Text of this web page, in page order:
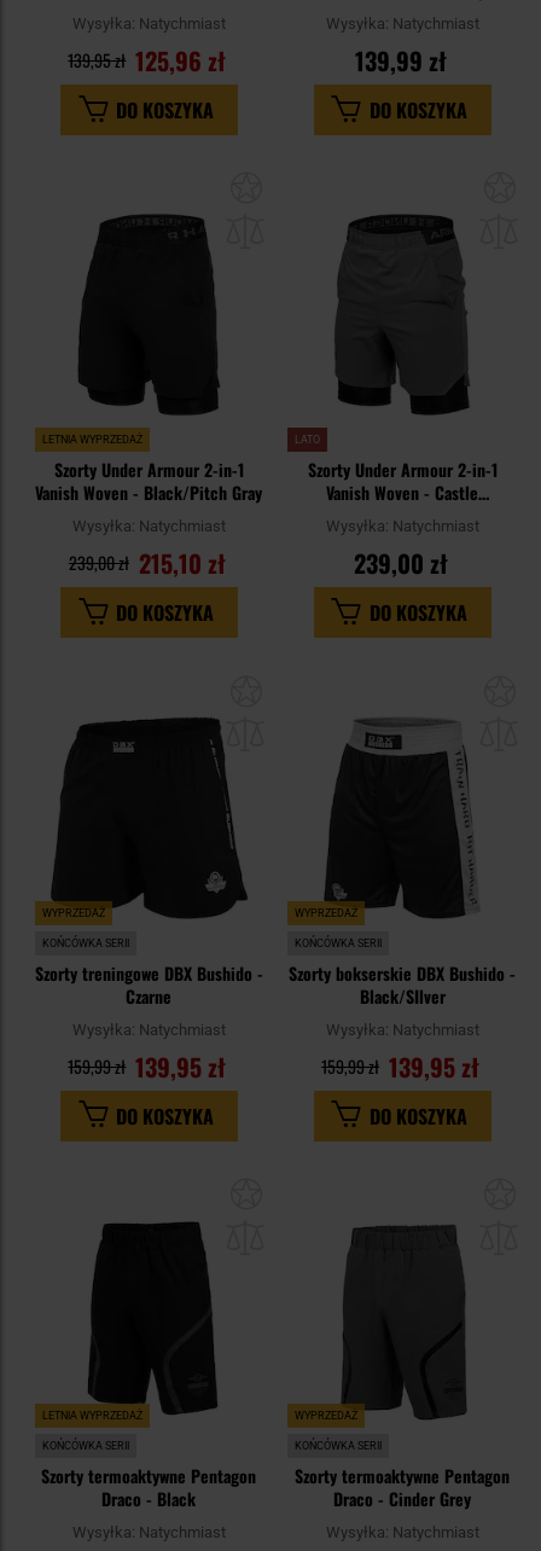
Wysyłka: Natychmiast
125,96 zł
139,95 zł
DO KOSZYKA
Wysyłka: Natychmiast
139,99 zł
DO KOSZYKA
schowka
LETNIA WYPRZEDAŻ
Szorty Under Armour 2-in-1
Vanish Woven - Black/Pitch Gray
Wysyłka: Natychmiast
215,10 zł
239,00 zł
DO KOSZYKA
LATO
Szorty Under Armour 2-in-1
Vanish Woven - Castle
Rock/Black
Wysyłka: Natychmiast
239,00 zł
DO KOSZYKA
schowka
WYPRZEDAŻ
KOŃCÓWKA SERII
Szorty treningowe DBX Bushido -
Czarne
Wysyłka: Natychmiast
139,95 zł
159,99 zł
DO KOSZYKA
WYPRZEDAŻ
KOŃCÓWKA SERII
Szorty bokserskie DBX Bushido -
Black/SIlver
Wysyłka: Natychmiast
139,95 zł
159,99 zł
DO KOSZYKA
LETNIA WYPRZEDAŻ
KOŃCÓWKA SERII
Szorty termoaktywne Pentagon
Draco - Black
Wysyłka: Natychmiast
WYPRZEDAŻ
KOŃCÓWKA SERII
Szorty termoaktywne Pentagon
Draco - Cinder Grey
Wysyłka: Natychmiast